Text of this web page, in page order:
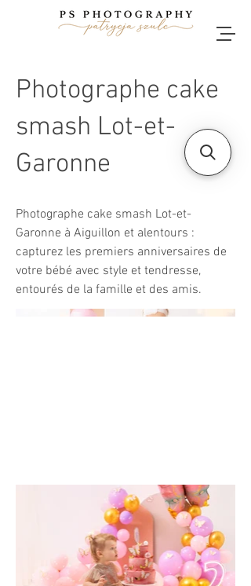
Photographe cake
smash Lot-et-
Garonne
Photographe cake smash Lot-et-
Garonne à Aiguillon et alentours :
capturez les premiers anniversaires de
votre bébé avec style et tendresse,
entourés de la famille et des amis.